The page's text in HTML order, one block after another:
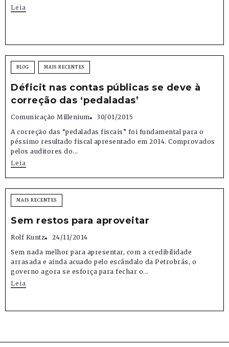
Leia
BLOG MAIS RECENTES
Déficit nas contas públicas se deve à
correção das ‘pedaladas’
Comunicação Millenium
30/01/2015
A correção das “pedaladas fiscais” foi fundamental para o
péssimo resultado fiscal apresentado em 2014. Comprovados
pelos auditores do...
Leia
MAIS RECENTES
Sem restos para aproveitar
Rolf Kuntz
24/11/2014
Sem nada melhor para apresentar, com a credibilidade
arrasada e ainda acuado pelo escândalo da Petrobrás, o
governo agora se esforça para fechar o...
Leia